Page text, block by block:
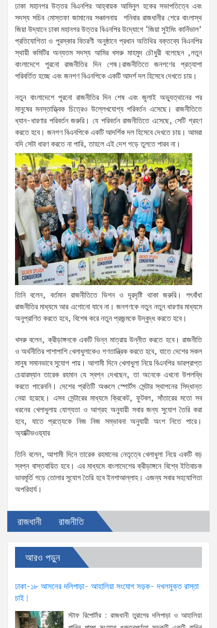
ঢাকা মহানগর উত্তর বিএনপির আহ্বায়ক আমিনুল হকের সভাপতিত্বে এবং
সদস্য সচিব মোস্তফা জামানের সঞ্চালনায় শনিবার রাজধানীর শেরে বাংলাস্থ
জিয়া উদ্যানে ঢাকা মহানগর উত্তর বিএনপির উদ্যোগে ‘জিয়া সুইমিং কার্নিভাল’
প্রতিযোগিতা ও পুরস্কার বিতরণী অনুষ্ঠানে প্রধান অতিথির বক্তব্যে বিএনপির
স্থায়ী কমিটির অন্যতম সদস্য আমির খসরু মাহমুদ চৌধুরী বলেছেন ,নতুন
বাংলাদেশে পুরনো রাজনীতির দিন শেষ।রাজনীতিতে জনগণের প্রত্যাশা
পরিবর্তিত হচ্ছে এবং জনগণ বিএনপিকে একটি আদর্শ দল হিসেবে দেখতে চায়।
নতুন বাংলাদেশে পুরনো রাজনীতির দিন শেষ এবং জুলাই অভ্যুত্থানের পর
মানুষের মনস্তাত্ত্বিক চিত্রেও উল্লেখযোগ্য পরিবর্তন এসেছে। রাজনীতিতে
ধ্যান-ধারণার পরিবর্তন জরুরি। যে পরিবর্তন রাজনীতিতে এসেছে, সেটি গ্রহণ
করতে হবে। জনগণ বিএনপিকে একটি আদর্শিক দল হিসেবে দেখতে চায়। আমরা
যদি সেটা ধারণ করতে না পারি, তাহলে এই দেশ গড়ে তুলতে পারব না।
তিনি বলেন, বর্তমান রাজনীতিতে ভিশন ও দূরদৃষ্টি থাকা জরুরি। গৎবাঁধা
রাজনীতির মাধ্যমে আর এগোনো যাবে না। জনগণকে নতুন নতুন ধারণার মাধ্যমে
অনুপ্রাণিত করতে হবে, বিশেষ করে নতুন প্রজন্মকে উদ্বুদ্ধ করতে হবে।
খসরু বলেন, ক্রীড়াঙ্গনকে একটি ভিন্ন মাত্রায় উন্নীত করতে হবে। রাজনীতি
ও অর্থনীতির পাশাপাশি খেলাধুলাকেও গণতান্ত্রিক করতে হবে, যাতে দেশের সকল
মানুষ সমানভাবে সুযোগ পায়। আগামী দিনে খেলাধুলা নিয়ে বিএনপির ভারপ্রাপ্ত
চেয়ারম্যান তারেক রহমান যে স্বপ্ন দেখছেন, তা অনেকে এখনো উপলব্ধি
করতে পারেননি। দেশের প্রতিটি অঞ্চলে স্পোর্টস সেন্টার স্থাপনের সিদ্ধান্ত
নেয়া হয়েছে। এসব সেন্টারের মাধ্যমে ক্রিকেট, ফুটবল, সাঁতারের মতো সব
ধরনের খেলাধুলায় যোগ্যতা ও আগ্রহ অনুযায়ী সবার জন্য সুযোগ তৈরি করা
হবে, যাতে প্রত্যেকে নিজ নিজ সম্ভাবনা অনুযায়ী অংশ নিতে পারে।
অ্যাক্টিভওয়্যার
তিনি বলেন, আগামী দিনে তারেক রহমানের নেতৃত্বে খেলাধুলা নিয়ে একটি বড়
স্বপ্ন বাস্তবায়িত হবে। এর মাধ্যমে বাংলাদেশের ক্রীড়াঙ্গনে বিশ্বে ইতিবাচক
ভাবমূর্তি গড়ে তোলার সুযোগ তৈরি হবে ইনশাআল্লাহ। এজন্য সবার সহযোগিতা
অপরিহার্য।
রাজধানী রাজনীতি
আরও পড়ুন
ঢাকা-১৮ আসনের দলিপাড়া- আহালিয়া সংযোগ সড়ক- দখলমুক্ত রাস্তা
চাই!
স্টাফ রিপোর্টার : রাজধানী তুরাগের দলিপাড়া ও আহালিয়া